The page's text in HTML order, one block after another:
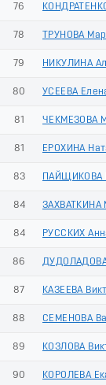
76
78 ТРУНОВА
79 НИКУЛИНА
80 УСЕЕВА
81 ЧЕКМЕЗОВА
81 ЕРОХИНА
83 ПАЙЩИКОВА
84 ЗАХВАТКИНА
84 РУССКИХ
86
87 КАЗЕЕВА
88 СЕМЕНОВА
89 КОЗЛОВА
90 КОРОЛЕВА